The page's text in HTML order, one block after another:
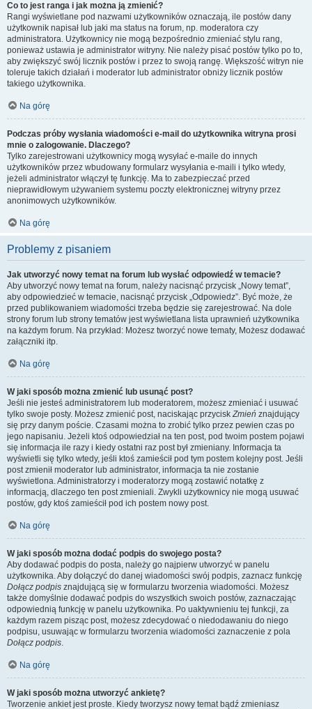
Co to jest ranga i jak można ją zmienić?
Rangi wyświetlane pod nazwami użytkowników oznaczają, ile postów dany
użytkownik napisał lub jaki ma status na forum, np. moderatora czy
administratora. Użytkownicy nie mogą bezpośrednio zmieniać stylu rang,
ponieważ ustawia je administrator witryny. Nie należy pisać postów tylko po to,
aby zwiększyć swój licznik postów i przez to swoją rangę. Większość witryn nie
toleruje takich działań i moderator lub administrator obniży licznik postów
takiego użytkownika.
Na górę
Podczas próby wysłania wiadomości e-mail do użytkownika witryna prosi
mnie o zalogowanie. Dlaczego?
Tylko zarejestrowani użytkownicy mogą wysyłać e-maile do innych
użytkowników przez wbudowany formularz wysyłania e-maili i tylko wtedy,
jeżeli administrator włączył tę funkcję. Ma to zabezpieczać przed
nieprawidłowym używaniem systemu poczty elektronicznej witryny przez
anonimowych użytkowników.
Na górę
Problemy z pisaniem
Jak utworzyć nowy temat na forum lub wysłać odpowiedź w temacie?
Aby utworzyć nowy temat na forum, należy nacisnąć przycisk „Nowy temat”,
aby odpowiedzieć w temacie, nacisnąć przycisk „Odpowiedz”. Być może, że
przed publikowaniem wiadomości trzeba będzie się zarejestrować. Na dole
strony forum lub strony tematów jest wyświetlana lista uprawnień użytkownika
na każdym forum. Na przykład: Możesz tworzyć nowe tematy, Możesz dodawać
załączniki itp.
Na górę
W jaki sposób można zmienić lub usunąć post?
Jeśli nie jesteś administratorem lub moderatorem, możesz zmieniać i usuwać
tylko swoje posty. Możesz zmienić post, naciskając przyciskZmień znajdujący
się przy danym poście. Czasami można to zrobić tylko przez pewien czas po
jego napisaniu. Jeżeli ktoś odpowiedział na ten post, pod twoim postem pojawi
się informacja ile razy i kiedy ostatni raz post był zmieniany. Informacja ta
wyświetli się tylko wtedy, jeśli ktoś zamieścił pod tym postem kolejny post. Jeśli
post zmienił moderator lub administrator, informacja ta nie zostanie
wyświetlona. Administratorzy i moderatorzy mogą zostawić notatkę z
informacją, dlaczego ten post zmieniali. Zwykli użytkownicy nie mogą usuwać
postów, gdy ktoś zamieścił pod ich postem nowy post.
Na górę
W jaki sposób można dodać podpis do swojego posta?
Aby dodawać podpis do posta, należy go najpierw utworzyć w panelu
użytkownika. Aby dołączyć do danej wiadomości swój podpis, zaznacz funkcję
Dołącz podpis znajdującą się w formularzu tworzenia wiadomości. Możesz
także domyślnie dodawać podpis do wszystkich swoich postów, zaznaczając
odpowiednią funkcję w panelu użytkownika. Po uaktywnieniu tej funkcji, za
każdym razem pisząc post, możesz zdecydować o niedodawaniu do niego
podpisu, usuwając w formularzu tworzenia wiadomości zaznaczenie z pola
Dołącz podpis.
Na górę
W jaki sposób można utworzyć ankietę?
Tworzenie ankiet jest proste. Kiedy tworzysz nowy temat bądź zmieniasz